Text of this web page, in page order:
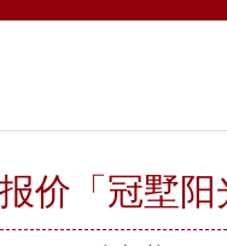
价「冠墅阳